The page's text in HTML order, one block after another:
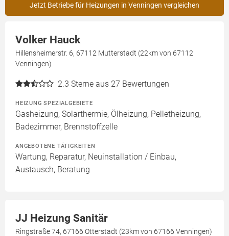
Jetzt Betriebe für Heizungen in Venningen vergleichen
Volker Hauck
Hillensheimerstr. 6, 67112 Mutterstadt (22km von 67112
Venningen)
2.3 Sterne aus 27 Bewertungen
HEIZUNG SPEZIALGEBIETE
Gasheizung, Solarthermie, Ölheizung, Pelletheizung,
Badezimmer, Brennstoffzelle
ANGEBOTENE TÄTIGKEITEN
Wartung, Reparatur, Neuinstallation / Einbau,
Austausch, Beratung
JJ Heizung Sanitär
Ringstraße 74, 67166 Otterstadt (23km von 67166 Venningen)